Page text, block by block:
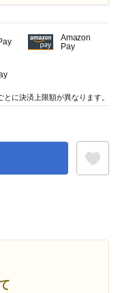
Amazon
Pay
とに決済上限額が異なります。